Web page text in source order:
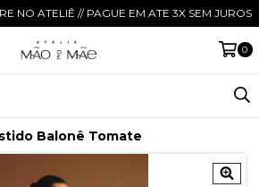
NO ATELIÊ // PAGUE EM ATE 3X SEM JUROS
0
Balonê Tomate